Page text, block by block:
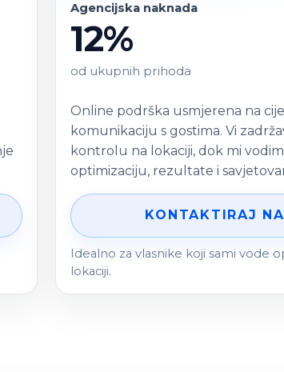
Agencijska naknada
12%
od ukupnih prihoda
Online podrška usmjerena na
komunikaciju s gostima. Vi
kontrolu na lokaciji, dok mi
optimizaciju, rezultate i
KONTAKTIRAJ
Idealno za vlasnike koji sami vode
lokaciji.